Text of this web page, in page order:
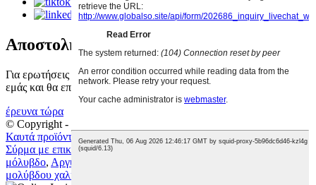
Αποστολή ερωτήσεων
Για ερωτήσεις σχετικά με τα προϊόντα μας, αφήστε το email σας σε
εμάς και θα επικοινωνήσουμε μαζί σας εντός 24 ωρών.
έρευνα τώρα
© Copyright - 2010-2022 : Με την επιφύλαξη παντός δικαιώματος.
Καυτά προϊόντα - Χάρτης ιστότοπου-Πολιτική Απορρήτου
Σύρμα με επικάλυψη ορείχαλκου
μόλυβδο, Αργυρόφερτος Χαλκός
μολύβδου χαλκού